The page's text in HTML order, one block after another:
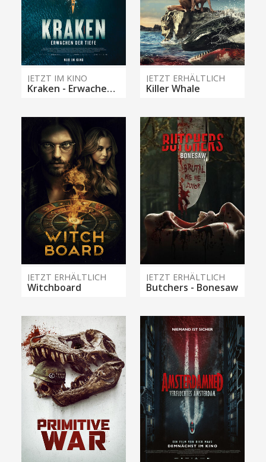
JETZT IM KINO
Kraken - Erwachen der Tiefe
JETZT ERHÄLTLICH
Killer Whale
JETZT ERHÄLTLICH
Witchboard
JETZT ERHÄLTLICH
Butchers - Bonesaw